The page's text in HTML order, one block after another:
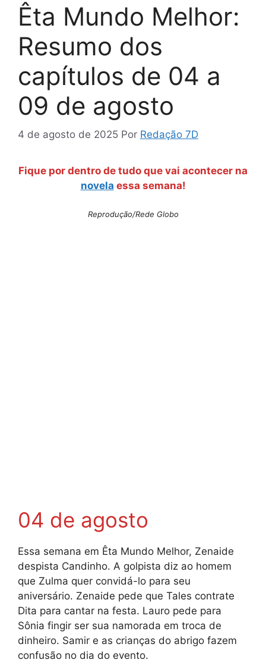
Êta Mundo Melhor:
Resumo dos
capítulos de 04 a
09 de agosto
4 de agosto de 2025 Por Redação 7D
Fique por dentro de tudo que vai acontecer na
novela essa semana!
Reprodução/Rede Globo
04 de agosto
Essa semana em Êta Mundo Melhor, Zenaide
despista Candinho. A golpista diz ao homem
que Zulma quer convidá-lo para seu
aniversário. Zenaide pede que Tales contrate
Dita para cantar na festa. Lauro pede para
Sônia fingir ser sua namorada em troca de
dinheiro. Samir e as crianças do abrigo fazem
confusão no dia do evento.